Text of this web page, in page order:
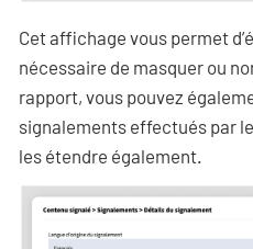
Cet affichage vous permet
nécessaire de masquer ou
rapport, vous pouvez
signalements effectués par
les étendre également.